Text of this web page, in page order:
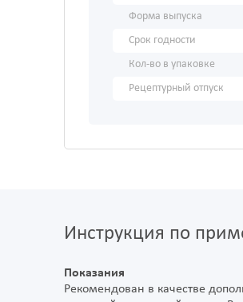
Форма выпуска
Срок годности
Кол-во в упаковке
Рецептурный отпуск
Инструкция по
Показания
Рекомендован в качестве